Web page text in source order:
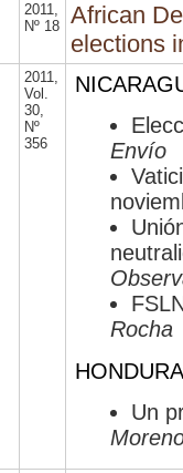
2011,
Nº 18
African
elections
2011,
Vol.
30,
Nº
356
Envío
Rocha
Un